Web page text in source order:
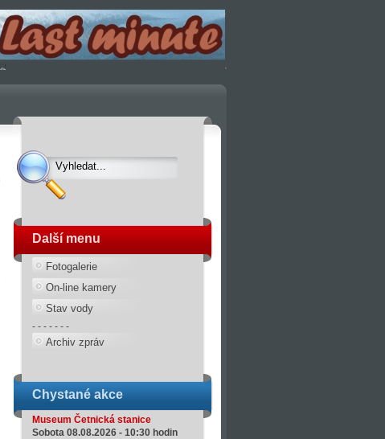
Další menu
Fotogalerie
On-line kamery
Stav vody
- - - - - - -
Archiv zpráv
Chystané akce
Museum Četnická stanice
Sobota 08.08.2026 - 10:30 hodin